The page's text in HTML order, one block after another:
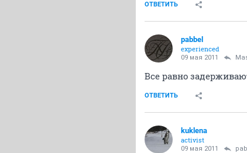
ОТВЕТИТЬ
pabbel
experienced
09 мая 2011
Все равно
ОТВЕТИТЬ
kuklena
activist
09 мая 2011